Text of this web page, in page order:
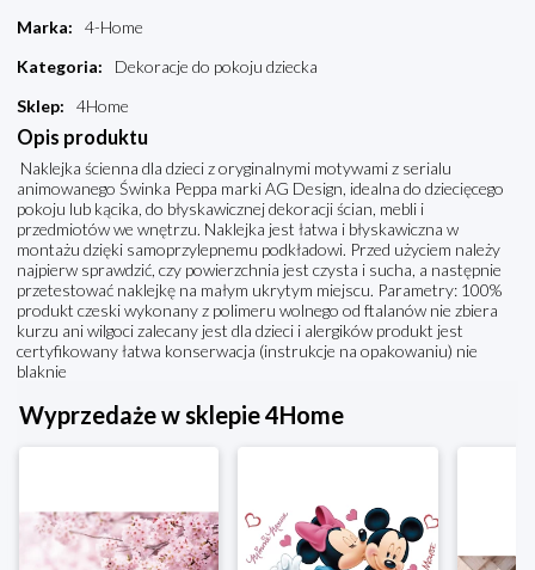
Marka:
4-Home
Kategoria:
Dekoracje do pokoju dziecka
Sklep: 4Home
Opis produktu
Naklejka ścienna dla dzieci z oryginalnymi motywami z serialu
animowanego Świnka Peppa marki AG Design, idealna do dziecięcego
pokoju lub kącika, do błyskawicznej dekoracji ścian, mebli i
przedmiotów we wnętrzu. Naklejka jest łatwa i błyskawiczna w
montażu dzięki samoprzylepnemu podkładowi. Przed użyciem należy
najpierw sprawdzić, czy powierzchnia jest czysta i sucha, a następnie
przetestować naklejkę na małym ukrytym miejscu. Parametry: 100%
produkt czeski wykonany z polimeru wolnego od ftalanów nie zbiera
kurzu ani wilgoci zalecany jest dla dzieci i alergików produkt jest
certyfikowany łatwa konserwacja (instrukcje na opakowaniu) nie
blaknie
Wyprzedaże w sklepie 4Home